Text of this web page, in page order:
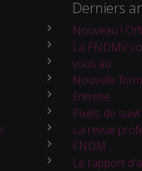
Derniers
Nouveau !
La FNDMV
vous au ...
Nouvelle
Entretie...
Pixels de
La revue
FNDM...
Le rapport